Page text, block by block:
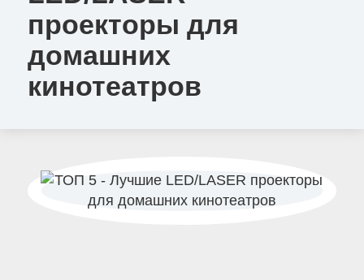
проекторы для
домашних
кинотеатров